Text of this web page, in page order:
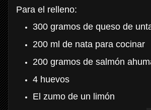
Para el relleno:
300 gramos de queso de
200 ml de nata para cocinar
200 gramos de salmón
4 huevos
El zumo de un limón